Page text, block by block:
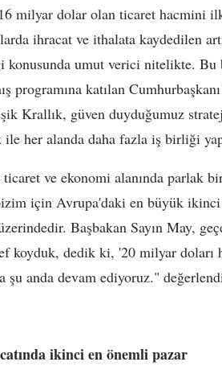
milyar dolar olan ticaret hacmini
ihracat ve ithalata kaydedilen
konusunda umut verici nitelikte.
programına katılan
Krallık, güven duyduğumuz
her alanda daha fazla iş birliği
ve ekonomi alanında parlak
için Avrupa'daki en büyük ikinci
Başbakan Sayın May,
koyduk, dedik ki, '20 milyar doları
şu anda devam ediyoruz."
ikinci en önemli pazar